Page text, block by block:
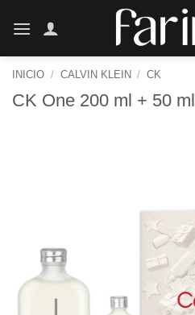
INICIO / CALVIN KLEIN / CK
CK One 200 ml + 50 ml